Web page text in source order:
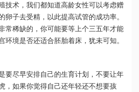
技术，我们都知道高龄女性可以考虑赠
卵子去受精，以此提高试管的成功率。
常稀缺的，你可能要等上个三五年才能
环境是否还适合胚胎着床，犹未可知。
要尽早安排自己的生育计划，不要让年
，如果你觉得自己还年轻还不想要孩